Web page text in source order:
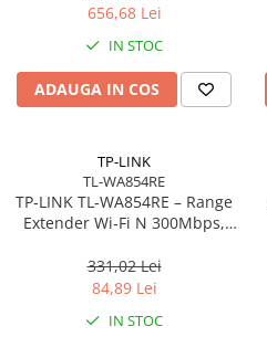
656,68 Lei
IN STOC
ADAUGA IN COS
TP-LINK
TL-WA854RE
TP‑LINK TL‑WA854RE – Range
Extender Wi‑Fi N 300Mbps,
interne
331,02 Lei
84,89 Lei
IN STOC